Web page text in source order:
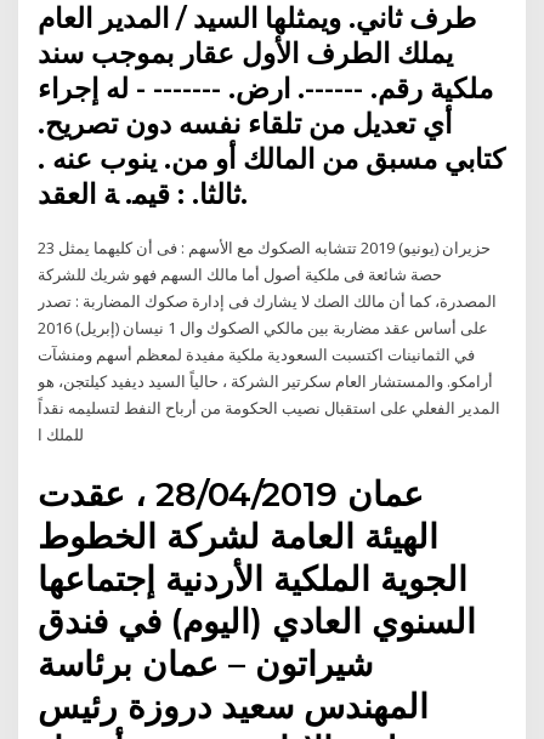
ﻃﺮف ﺛﺎﻧﻲ. وﻳﻤﺜﻠﻬﺎ اﻟﺴﻴﺪ / اﻟﻤﺪﻳﺮ اﻟﻌﺎم
ﻳﻤﻠﻚ اﻟﻄﺮف اﻷول ﻋﻘﺎر ﺑﻤﻮﺟﺐ ﺳﻨﺪ
ﻣﻠﻜﻴﺔ رﻗﻢ. ------. ارض. ------- - ﻟﻪ إﺟﺮاء
أي ﺗﻌﺪﻳﻞ ﻣﻦ ﺗﻠﻘﺎء ﻧﻔﺴﻪ دون ﺗﺼﺮﻳﺢ.
ﻛﺘﺎﺑﻲ ﻣﺴﺒﻖ ﻣﻦ اﻟﻤﺎﻟﻚ أو ﻣﻦ. ﻳﻨﻮب ﻋﻨﻪ .
ﺛﺎﻟﺜﺎ. : ﻗﻴﻤ. ﺔ اﻟﻌﻘﺪ.
23 حزيران (يونيو) 2019 تتشابه الصكوك مع الأسهم : فى أن كليهما يمثل
حصة شائعة فى ملكية أصول أما مالك السهم فهو شريك للشركة
المصدرة، كما أن مالك الصك لا يشارك فى إدارة صكوك المضاربة : تصدر
على أساس عقد مضاربة بين مالكي الصكوك وال 1 نيسان (إبريل) 2016
في الثمانينات اكتسبت السعودية ملكية مفيدة لمعظم أسهم ومنشآت
أرامكو. والمستشار العام سكرتير الشركة ، حالياً السيد ديفيد كيلتجن، هو
المدير الفعلي على استقبال نصيب الحكومة من أرباح النفط لتسليمه نقداً
للملك ا
عمان 28/04/2019 ، عقدت
الهيئة العامة لشركة الخطوط
الجوية الملكية الأردنية إجتماعها
السنوي العادي (اليوم) في فندق
شيراتون – عمان برئاسة
المهندس سعيد دروزة رئيس